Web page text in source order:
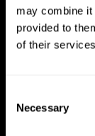
may combine it
provided to
of their
Selection
Necessary